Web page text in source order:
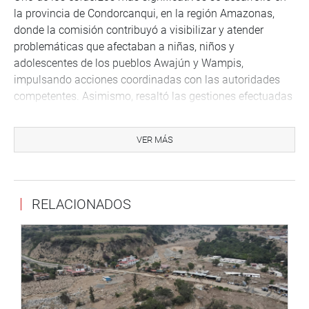
la provincia de Condorcanqui, en la región Amazonas,
donde la comisión contribuyó a visibilizar y atender
problemáticas que afectaban a niñas, niños y
adolescentes de los pueblos Awajún y Wampis,
impulsando acciones coordinadas con las autoridades
competentes. Asimismo, resaltó las gestiones efectuadas
30 menores procedentes de la Amazonía, incluyendo
traslados humanitarios que hicieron posible el acceso
Mary Infantes Castañeda reconocieron el trabajo
realizado por la comisión y destacaron el compromiso de
sus integrantes y equipo técnico, así como el impacto de
las intervenciones desarrolladas en las zonas más
alejadas del país.
Al finalizar la sesión, la presidenta Esmeralda Limachi
VER MÁS
RELACIONADOS